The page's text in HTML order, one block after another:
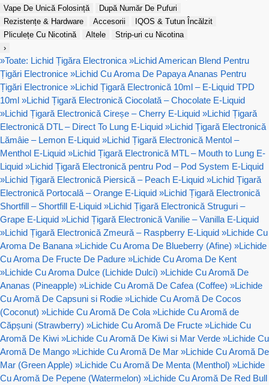
Vape De Unică Folosință
După Număr De Pufuri
Rezistențe & Hardware
Accesorii
IQOS & Tutun Încălzit
Pliculețe Cu Nicotină
Altele
Strip-uri cu Nicotina
›
»Toate: Lichid Țigăra Electronica »Lichid American Blend Pentru
Țigări Electronice »Lichid Cu Aroma De Papaya Ananas Pentru
Țigări Electronice »Lichid Țigară Electronică 10ml – E-Liquid TPD
10ml »Lichid Țigară Electronică Ciocolată – Chocolate E-Liquid
»Lichid Țigară Electronică Cireșe – Cherry E-Liquid »Lichid Țigară
Electronică DTL – Direct To Lung E-Liquid »Lichid Țigară Electronică
Lămâie – Lemon E-Liquid »Lichid Țigară Electronică Mentol –
Menthol E-Liquid »Lichid Țigară Electronică MTL – Mouth to Lung E-
Liquid »Lichid Țigară Electronică pentru Pod – Pod System E-Liquid
»Lichid Țigară Electronică Piersică – Peach E-Liquid »Lichid Țigară
Electronică Portocală – Orange E-Liquid »Lichid Țigară Electronică
Shortfill – Shortfill E-Liquid »Lichid Țigară Electronică Struguri –
Grape E-Liquid »Lichid Țigară Electronică Vanilie – Vanilla E-Liquid
»Lichid Țigară Electronică Zmeură – Raspberry E-Liquid »Lichide Cu
Aroma De Banana »Lichide Cu Aroma De Blueberry (Afine) »Lichide
Cu Aroma De Fructe De Padure »Lichide Cu Aroma De Kent
»Lichide Cu Aroma Dulce (Lichide Dulci) »Lichide Cu Aromă De
Ananas (Pineapple) »Lichide Cu Aromă De Cafea (Coffee) »Lichide
Cu Aromă De Capsuni si Rodie »Lichide Cu Aromă De Cocos
(Coconut) »Lichide Cu Aromă De Cola »Lichide Cu Aromă de
Căpșuni (Strawberry) »Lichide Cu Aromă De Fructe »Lichide Cu
Aromă De Kiwi »Lichide Cu Aromă De Kiwi si Mar Verde »Lichide Cu
Aromă De Mango »Lichide Cu Aromă De Mar »Lichide Cu Aromă De
Mar (Green Apple) »Lichide Cu Aromă De Menta (Menthol) »Lichide
Cu Aromă De Pepene (Watermelon) »Lichide Cu Aromă De Red Bull